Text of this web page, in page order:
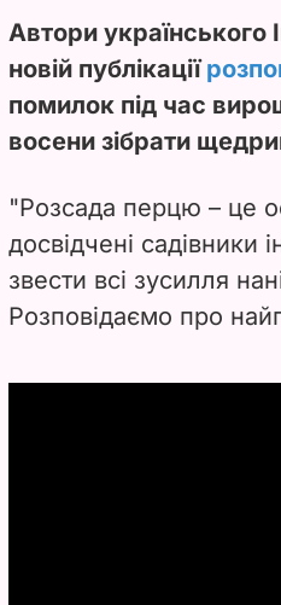
Автори українського
новій публікації
помилок під час
восени зібрати
"Розсада перцю – це
досвідчені садівники
звести всі зусилля
Розповідаємо про